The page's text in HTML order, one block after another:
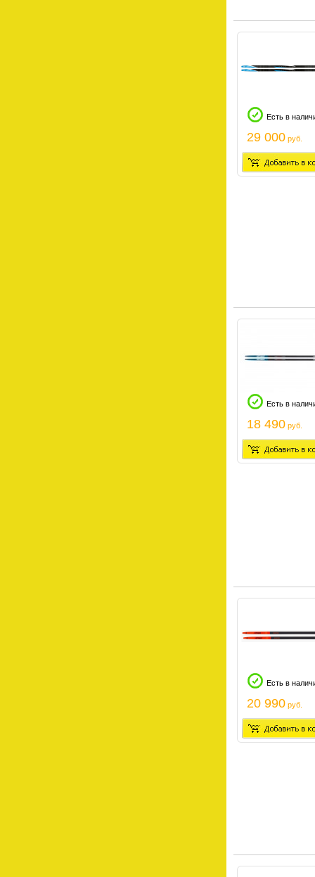
Есть в
29 000 руб.
Есть в
18 490 руб.
Есть в
20 990 руб.